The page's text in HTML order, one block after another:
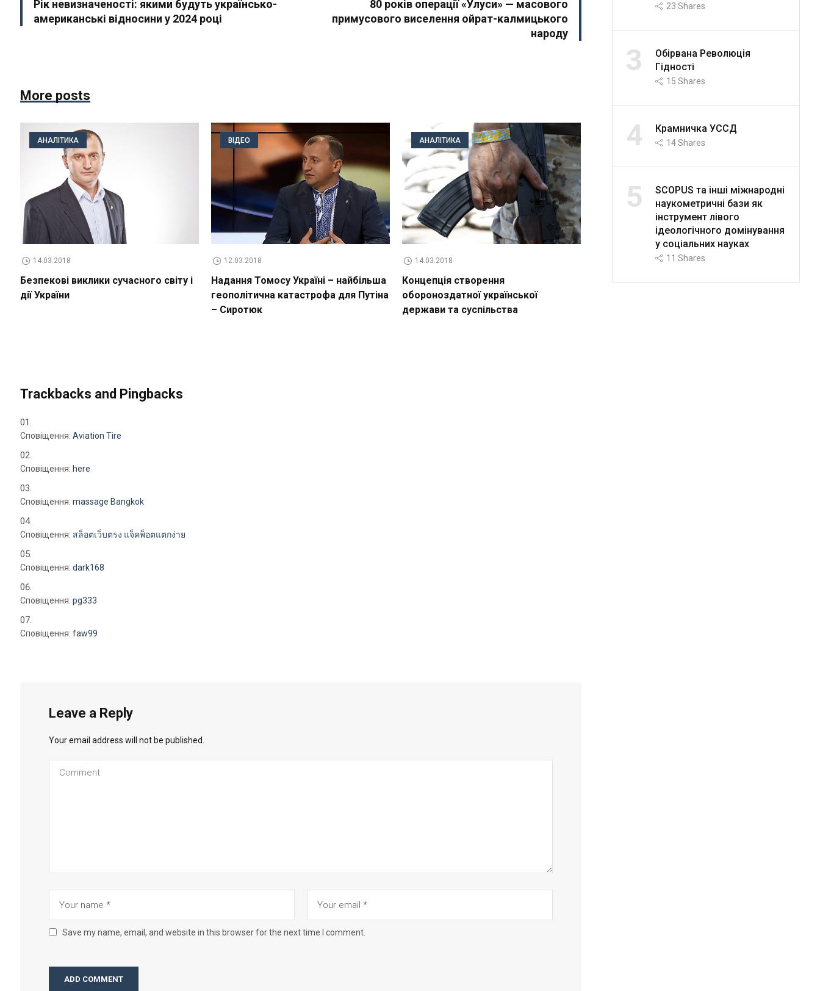
Рік невизначеності: якими будуть українсько-
американські відносини у 2024 році
80 років операції «Улуси» — масового
примусового виселення ойрат-калмицького
народу
More posts
АНАЛІТИКА
14.03.2018
Безпекові виклики сучасного світу і
дії України
ВІДЕО
12.03.2018
Надання Томосу Україні – найбільша
геополітична катастрофа для Путіна
– Сиротюк
АНАЛІТИКА
14.03.2018
Концепція створення
обороноздатної української
держави та суспільства
Trackbacks and Pingbacks
Сповіщення:Aviation Tire
Сповіщення: here
Сповіщення:massage Bangkok
Сповіщення: สล็อตเว็บตรง แจ็คพ็อตแตกง่าย
Сповіщення:dark168
Сповіщення:pg333
Сповіщення:faw99
Leave a Reply
Your email address will not be published.
Save my name, email, and website in this browser for the next time I comment.
23 Shares
3
Обірвана Революція
Гідності
15 Shares
4 Крамничка УССД
14Shares
5
SCOPUS та інші міжнародні
наукометричні бази як
інструмент лівого
ідеологічного домінування
у соціальних науках
11 Shares